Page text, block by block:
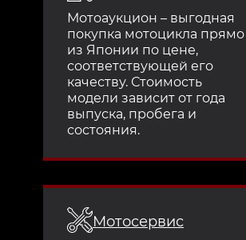
Мотоаукцион – выгодная
покупка мотоцикла прямо
из Японии по цене,
соответствующей его
качеству. Стоимость
модели зависит от года
выпуска, пробега и
состояния.
Мотосервис